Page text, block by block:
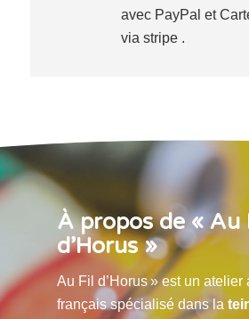
avec PayPal et
via stripe .
À propos de « Au
d’Horus »
Au Fil d’Horus » est un atelier
français spécialisé dans la